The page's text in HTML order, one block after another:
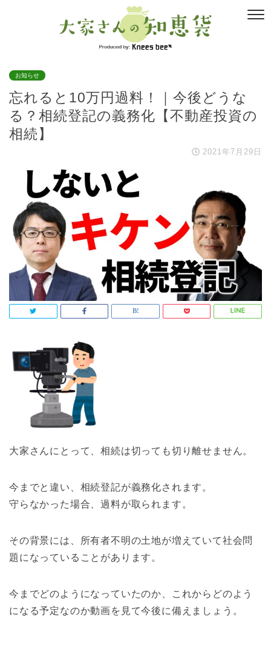
お知らせ
忘れると10万円過料！｜今後どうな
る？相続登記の義務化【不動産投資の
相続】
2021年7月29日
大家さんにとって、相続は切っても切り離せません。
今までと違い、相続登記が義務化されます。
守らなかった場合、過料が取られます。
その背景には、所有者不明の土地が増えていて社会問
題になっていることがあります。
今までどのようになっていたのか、これからどのよう
になる予定なのか動画を見て今後に備えましょう。